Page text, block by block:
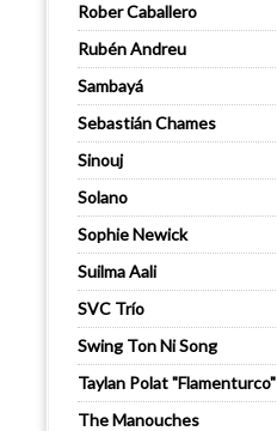
Rober Caballero
Rubén Andreu
Sambayá
Sebastián Chames
Sinouj
Solano
Sophie Newick
Suilma Aali
SVC Trío
Swing Ton Ni Song
Taylan Polat "Flamenturco"
The Manouches